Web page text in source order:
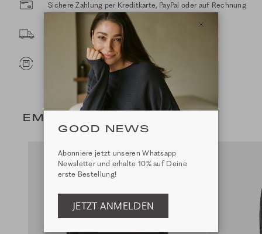
Sichere Zahlung per Kreditkarte, PayPal oder auf Rechnung
Sichere Lieferung mit DHL
Kostenloser Rückversand innerhalb 14 Tage
EMPFEHLUNGEN FÜR DICH
GOOD NEWS
Abonniere jetzt unseren Whatsapp
Newsletter und erhalte 10% auf Deine
erste Bestellung!
JETZT ANMELDEN